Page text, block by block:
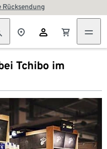
Rücksendung
Tchibo im